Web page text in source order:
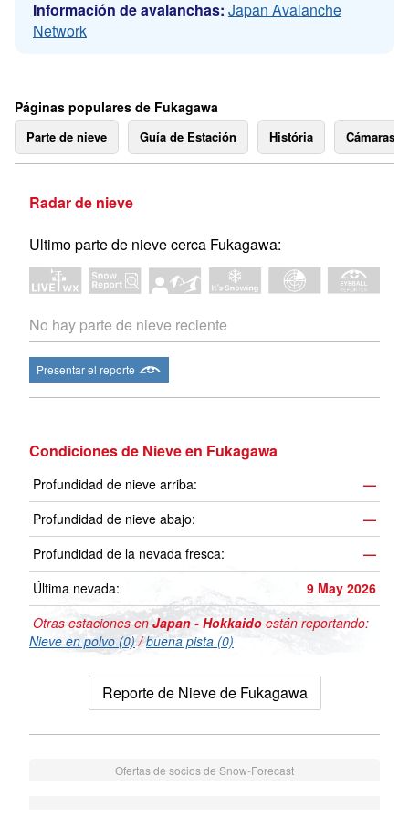
Información de avalanchas: Japan Avalanche
Network
Páginas populares de Fukagawa
Parte de nieve Guía de Estación História Cámaras
Radar de nieve
Ultimo parte de nieve cerca Fukagawa:
No hay parte de nieve reciente
Presentar el reporte
Condiciones de Nieve en Fukagawa
Profundidad de nieve arriba:
—
Profundidad de nieve abajo:
—
Profundidad de la nevada fresca:
—
Última nevada:
9 May 2026
Otras estaciones enJapan - Hokkaido están reportando:
Nieve en polvo (0)/buena pista (0)
Reporte de Nieve de Fukagawa
Ofertas de socios de Snow-Forecast